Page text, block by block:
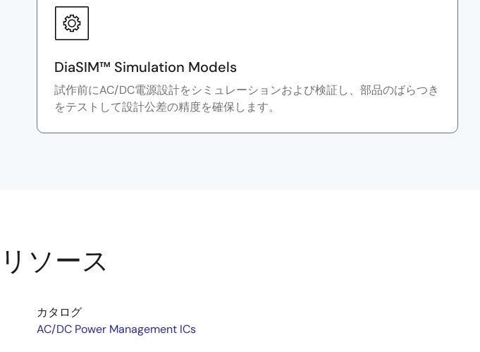
DiaSIM™ Simulation Models
試作前にAC/DC電源設計をシミュレーションおよび検証し、部品のばらつき
をテストして設計公差の精度を確保します。
リソース
カタログ
AC/DC Power Management ICs